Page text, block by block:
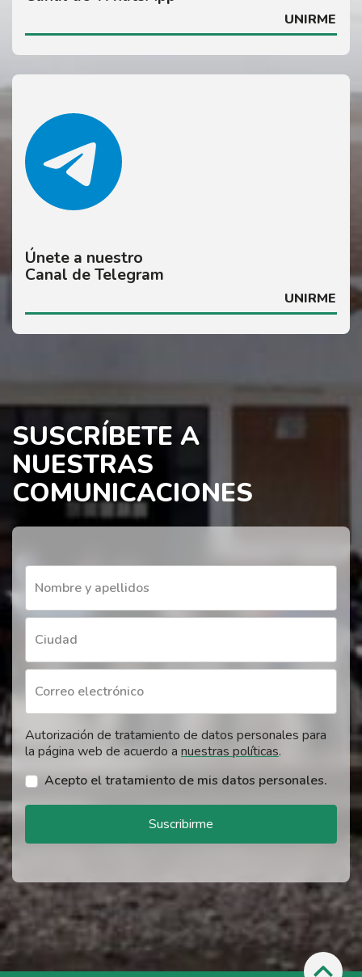
UNIRME
Únete a nuestro
Canal de Telegram
UNIRME
SUSCRÍBETE A
NUESTRAS
COMUNICACIONES
Nombre y apellidos
Ciudad
Correo electrónico
Autorización de tratamiento de datos personales para
la página web de acuerdo a nuestras políticas.
Acepto el tratamiento de mis datos personales.
Suscribirme